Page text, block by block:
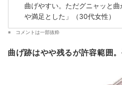
曲げやすい。ただグニャッと
や満足とした」（30代女性）
コメントは一部抜粋
曲げ跡はやや残るが許容範囲